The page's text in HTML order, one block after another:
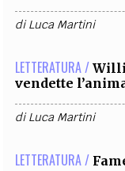
diLuca Martini
LETTERATURA /
vendette
diLuca Martini
LETTERATURA /